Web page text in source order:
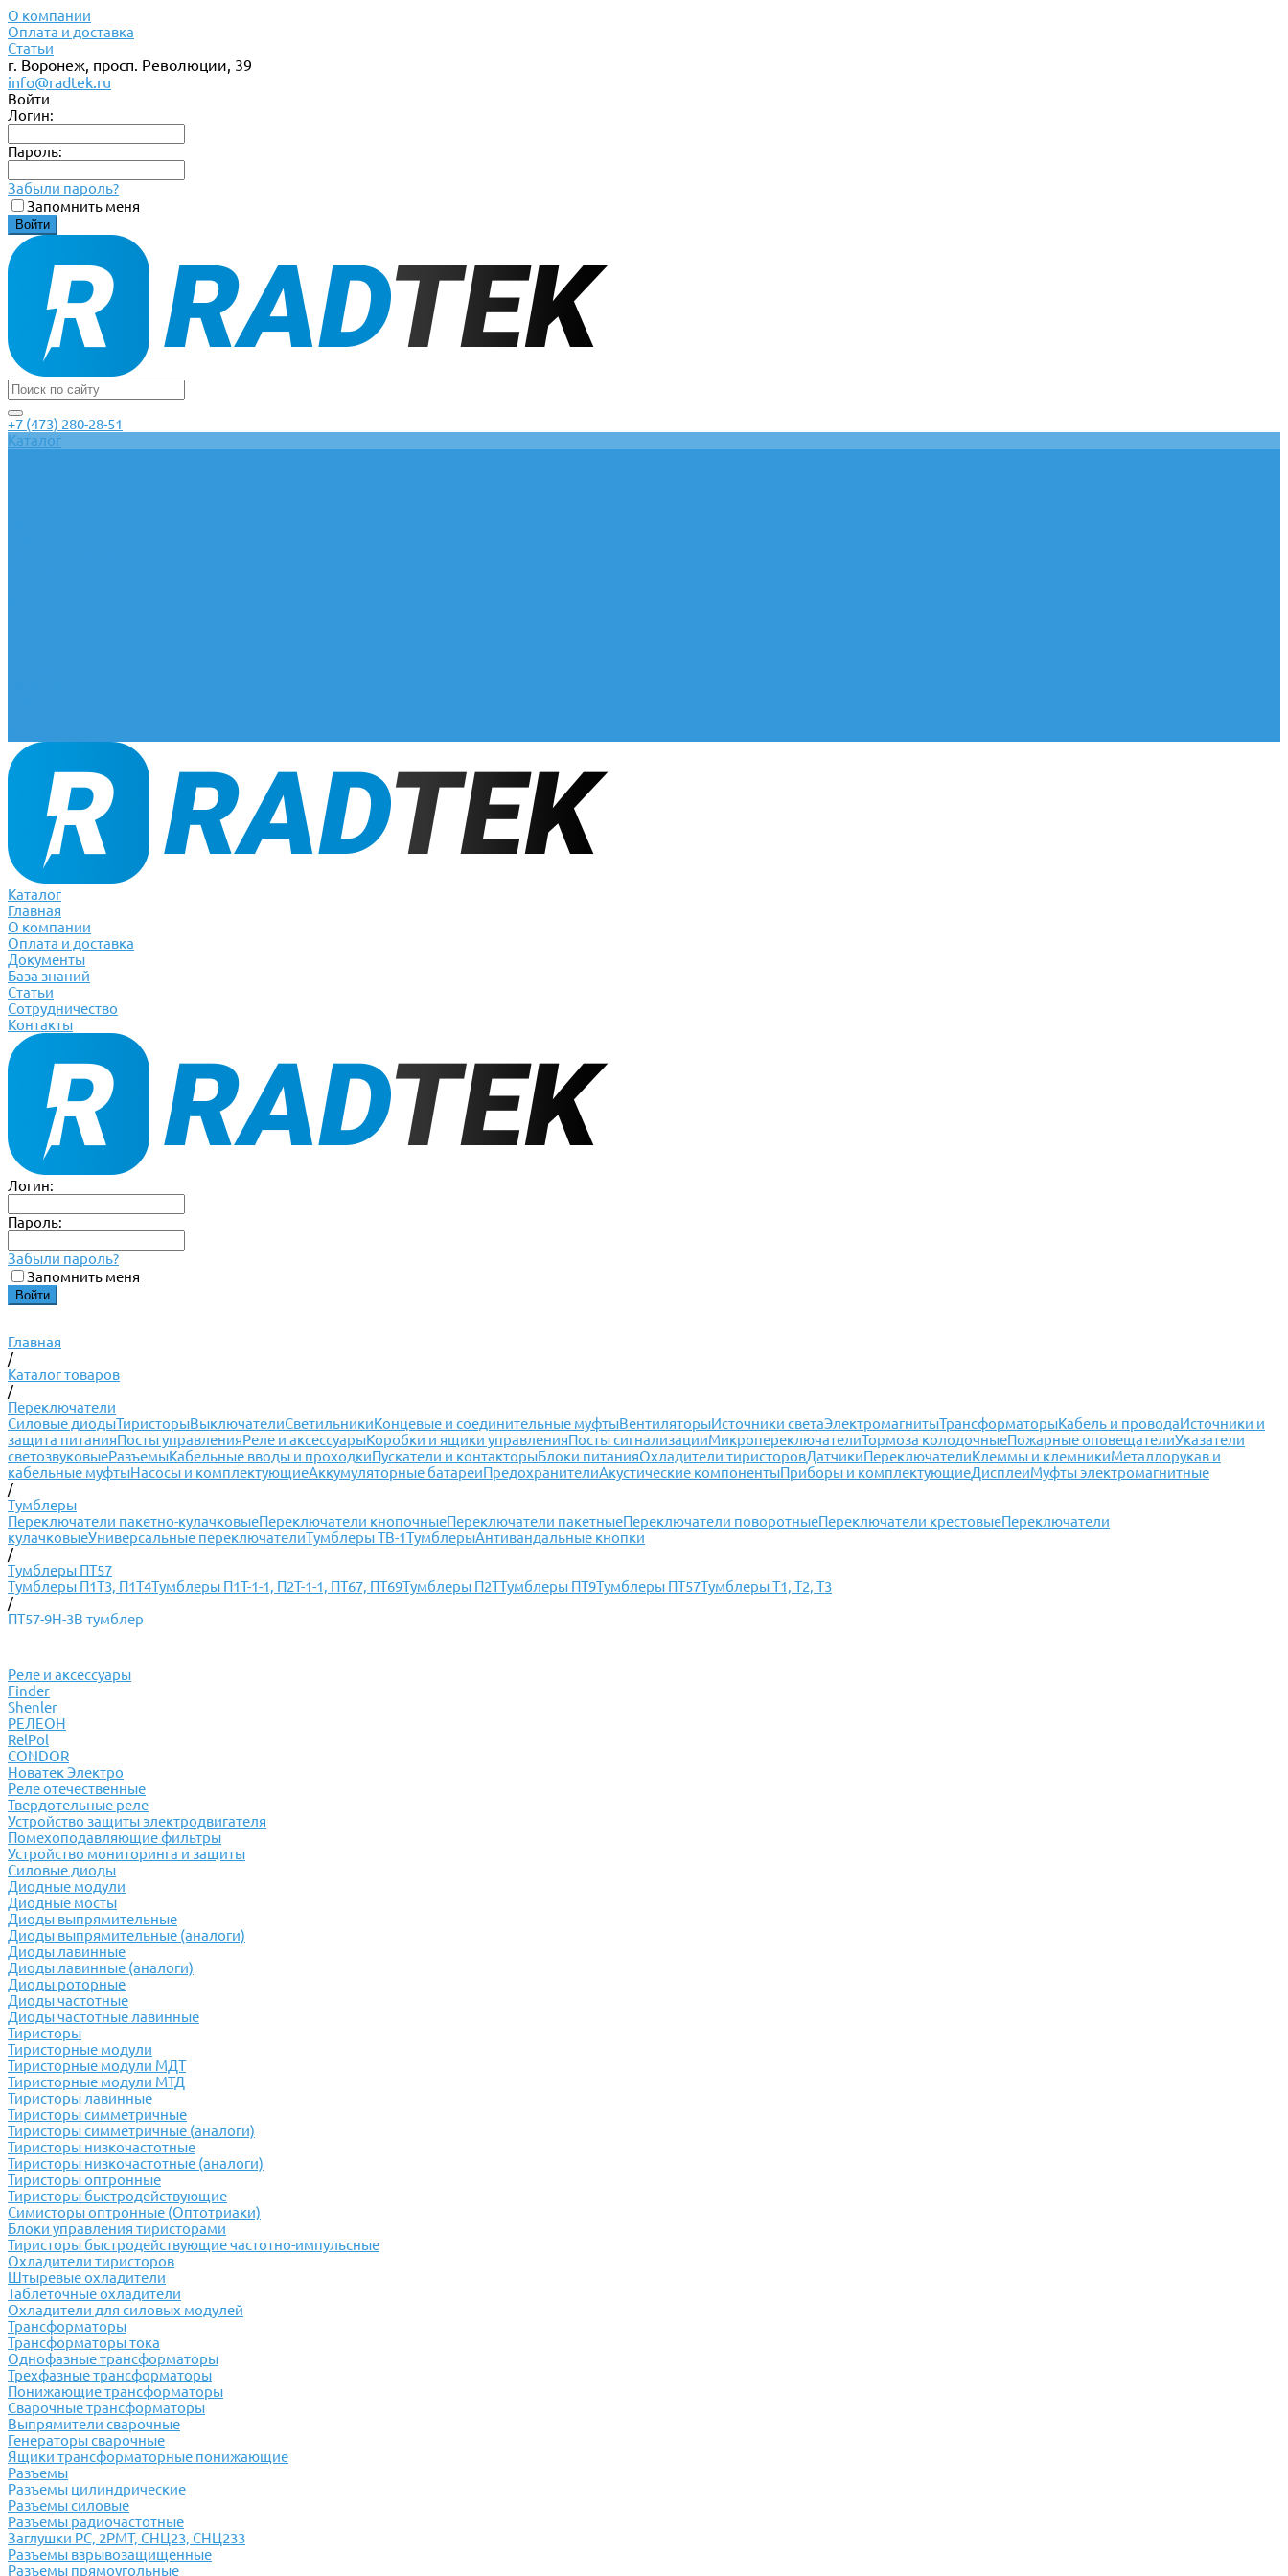
О компании
Оплата и доставка
Статьи
г. Воронеж, просп. Революции, 39
info@radtek.ru
Войти
Логин:
Пароль:
Забыли пароль?
Запомнить меня
+7 (473) 280-28-51
Каталог
Каталог
Главная
О компании
Оплата и доставка
Документы
База знаний
Статьи
Сотрудничество
Контакты
Логин:
Пароль:
Забыли пароль?
Запомнить меня
Главная
/
Каталог товаров
/
Переключатели
Силовые диодыТиристорыВыключателиСветильникиКонцевые и соединительные муфтыВентиляторыИсточники светаЭлектромагнитыТрансформаторыКабель и проводаИсточники и
защита питанияПосты управленияРеле и аксессуарыКоробки и ящики управленияПосты сигнализацииМикропереключателиТормоза колодочныеПожарные оповещателиУказатели
светозвуковыеРазъемыКабельные вводы и проходкиПускатели и контакторыБлоки питанияОхладители тиристоровДатчикиПереключателиКлеммы и клемникиМеталлорукав и
кабельные муфтыНасосы и комплектующиеАккумуляторные батареиПредохранителиАкустические компонентыПриборы и комплектующиеДисплеиМуфты электромагнитные
/
Тумблеры
Переключатели пакетно-кулачковыеПереключатели кнопочныеПереключатели пакетныеПереключатели поворотныеПереключатели крестовыеПереключатели
кулачковыеУниверсальные переключателиТумблеры ТВ-1ТумблерыАнтивандальные кнопки
/
Тумблеры ПТ57
Тумблеры П1Т3, П1Т4Тумблеры П1Т-1-1, П2Т-1-1, ПТ67, ПТ69Тумблеры П2ТТумблеры ПТ9Тумблеры ПТ57Тумблеры Т1, Т2, Т3
/
ПТ57-9Н-3В тумблер
Реле и аксессуары
Finder
Shenler
РЕЛЕОН
RelPol
CONDOR
Новатек Электро
Реле отечественные
Твердотельные реле
Устройство защиты электродвигателя
Помехоподавляющие фильтры
Устройство мониторинга и защиты
Силовые диоды
Диодные модули
Диодные мосты
Диоды выпрямительные
Диоды выпрямительные (аналоги)
Диоды лавинные
Диоды лавинные (аналоги)
Диоды роторные
Диоды частотные
Диоды частотные лавинные
Тиристоры
Тиристорные модули
Тиристорные модули МДТ
Тиристорные модули МТД
Тиристоры лавинные
Тиристоры симметричные
Тиристоры симметричные (аналоги)
Тиристоры низкочастотные
Тиристоры низкочастотные (аналоги)
Тиристоры оптронные
Тиристоры быстродействующие
Симисторы оптронные (Оптотриаки)
Блоки управления тиристорами
Тиристоры быстродействующие частотно-импульсные
Охладители тиристоров
Штыревые охладители
Таблеточные охладители
Охладители для силовых модулей
Трансформаторы
Трансформаторы тока
Однофазные трансформаторы
Трехфазные трансформаторы
Понижающие трансформаторы
Сварочные трансформаторы
Выпрямители сварочные
Генераторы сварочные
Ящики трансформаторные понижающие
Разъемы
Разъемы цилиндрические
Разъемы силовые
Разъемы радиочастотные
Заглушки РС, 2РМТ, СНЦ23, СНЦ233
Разъемы взрывозащищенные
Разъемы прямоугольные